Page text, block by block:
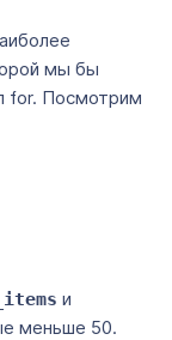
мы бы
for. Посмотрим
и
меньше 50.